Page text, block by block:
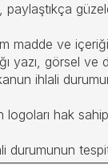
paylaştıkça
madde ve
yazı, görsel ve
ihlali
logoları hak